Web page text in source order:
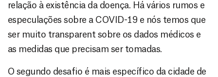
relação à existência da doença. Há vários rumos e
especulações sobre a COVID-19 e nós temos que
ser muito transparent sobre os dados médicos e
as medidas que precisam ser tomadas.
O segundo desafio é mais específico da cidade de